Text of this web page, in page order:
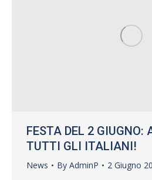
FESTA DEL 2 GIUGNO:
TUTTI GLI ITALIANI!
News By AdminP 2 Giugno